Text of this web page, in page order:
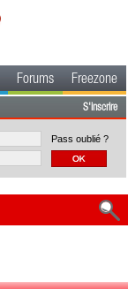
Forums Freezone
S'inscrire
Pass oublié ?